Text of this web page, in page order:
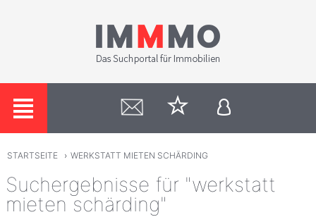
STARTSEITE › WERKSTATT MIETEN SCHÄRDING
Suchergebnisse für "werkstatt
mieten schärding"